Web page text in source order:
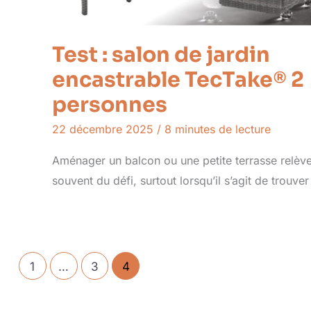
Test : salon de jardin
encastrable TecTake® 2
personnes
22 décembre 2025 / 8 minutes de lecture
Aménager un balcon ou une petite terrasse
souvent du défi, surtout lorsqu’il s’agit de trouver
1 … 3 4